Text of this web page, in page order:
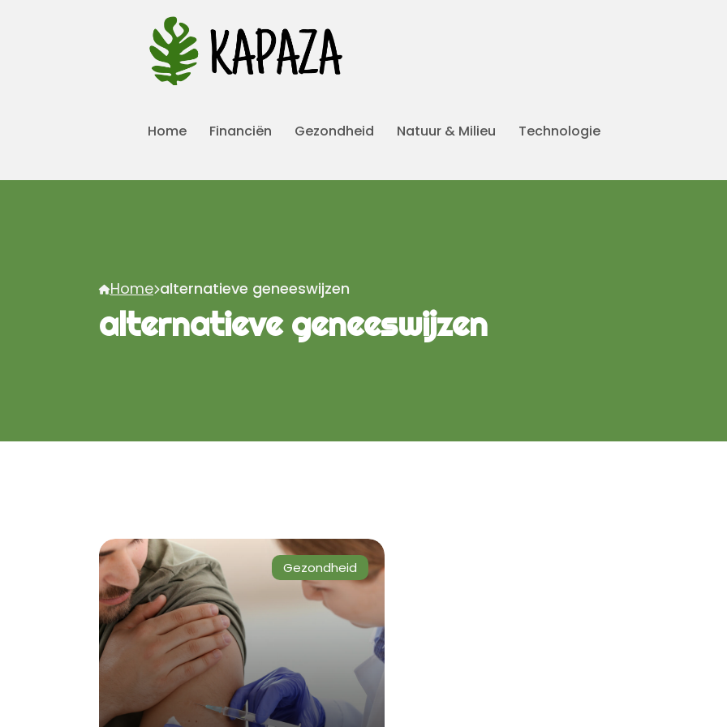
Home Financiën Gezondheid Natuur & Milieu Technologie
Home alternatieve geneeswijzen
alternatieve geneeswijzen
Gezondheid